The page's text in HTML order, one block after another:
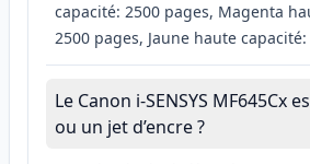
capacité: 2500 pages, Magenta
2500 pages, Jaune haute
Le Canon i-SENSYS MF645Cx
ou un jet d’encre ?